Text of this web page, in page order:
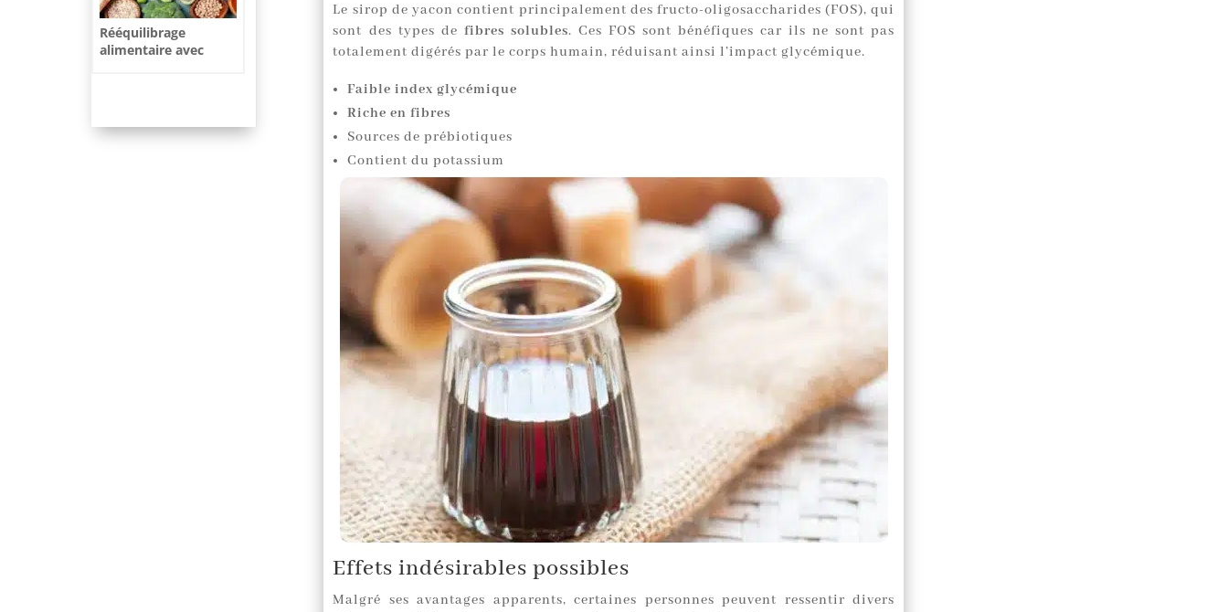
Rééquilibrage
alimentaire avec
Le sirop de yacon contient principalement des fructo-oligosaccharides (FOS), qui
sont des types de fibres solubles. Ces FOS sont bénéfiques car ils ne sont pas
totalement digérés par le corps humain, réduisant ainsi l’impact glycémique.
Faible index glycémique
Riche en fibres
Sources de prébiotiques
Contient du potassium
Effets indésirables possibles
Malgré ses avantages apparents, certaines personnes peuvent ressentir divers